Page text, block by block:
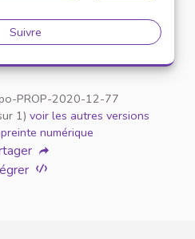
Suivre Parité hommes femmes
PROP-2020-12-77
1) voir les autres versions
numérique